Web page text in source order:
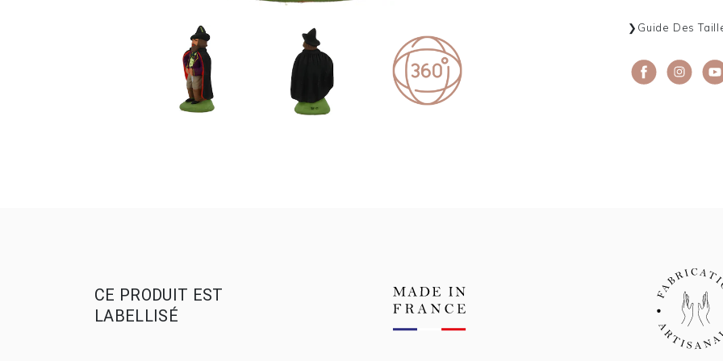
Guide Des
CE PRODUIT EST
LABELLISÉ